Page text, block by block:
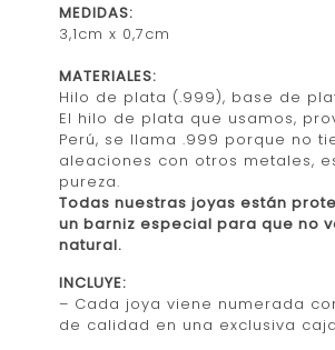
MEDIDAS:
3,1cm x 0,7cm
MATERIALES:
Hilo de plata (.999), base de
El hilo de plata que usamos,
Perú, se llama .999 porque no
aleaciones con otros metales,
pureza.
Todas nuestras joyas están
un barniz especial para que no
natural.
INCLUYE:
– Cada joya viene numerada
de calidad en una exclusiva